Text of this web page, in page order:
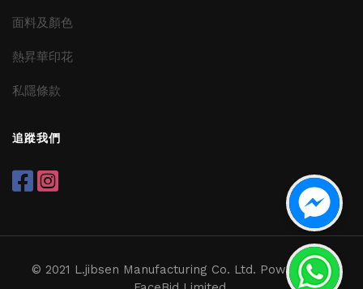
面料及顏色
熱昇華印花
私隱條款
追蹤我們
© 2021 L.jibsen Manufacturing Co. Ltd. Powered by